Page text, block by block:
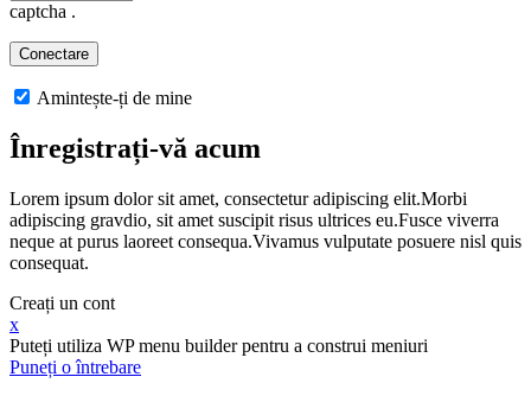
captcha .
Amintește-ți de mine
Înregistrați-vă acum
Lorem ipsum dolor sit amet, consectetur adipiscing elit.Morbi
adipiscing gravdio, sit amet suscipit risus ultrices eu.Fusce viverra
neque at purus laoreet consequa.Vivamus vulputate posuere nisl quis
consequat.
Creați un cont
x
Puteți utiliza WP menu builder pentru a construi meniuri
Puneți o întrebare